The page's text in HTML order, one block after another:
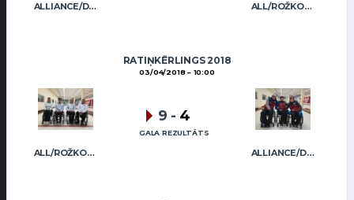
ALLIANCE/DIMBOVSKIS ALL/ROŽKOVA
RATIŅKĒRLINGS 2018
03/04/2018 10:00
ALL/ROŽKOVA ALLIANCE/DIMBOVSKIS
9 - 4
GALA REZULTĀTS